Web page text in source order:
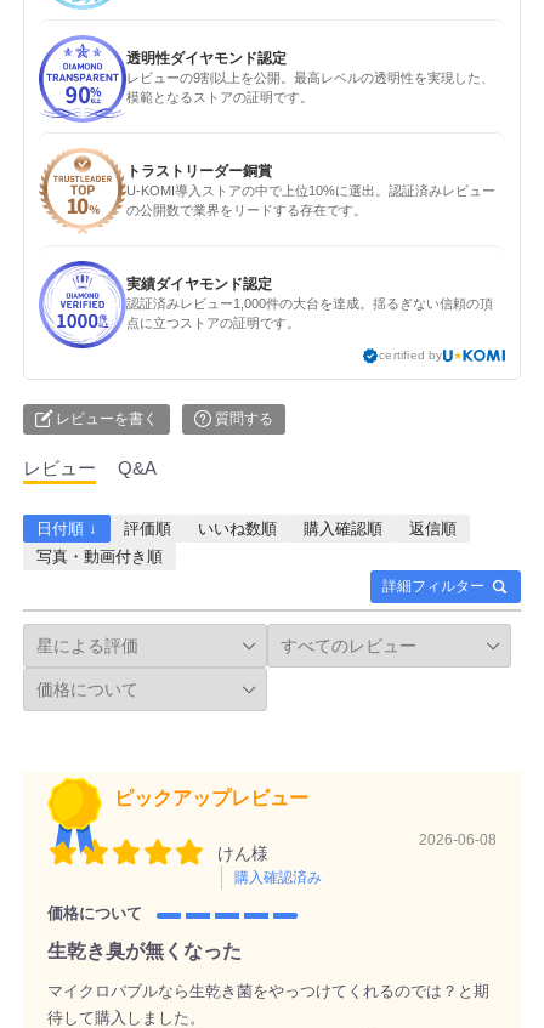
透明性ダイヤモンド認定
レビューの9割以上を公開。最高レベルの透明性を実現した、
模範となるストアの証明です。
トラストリーダー銅賞
U-KOMI導入ストアの中で上位10%に選出。認証済みレビュー
の公開数で業界をリードする存在です。
実績ダイヤモンド認定
認証済みレビュー1,000件の大台を達成。揺るぎない信頼の頂
点に立つストアの証明です。
certified by
レビューを書く 質問する
レビュー Q&A
詳細フィルター
日付順 ↓ 評価順 いいね数順 購入確認順
返信順
写真・動画付き順
ピックアップレビュー
けん様
購入確認済み
2026-06-08
価格について
生乾き臭が無くなった
マイクロバブルなら生乾き菌をやっつけてくれるのでは？と期
待して購入しました。